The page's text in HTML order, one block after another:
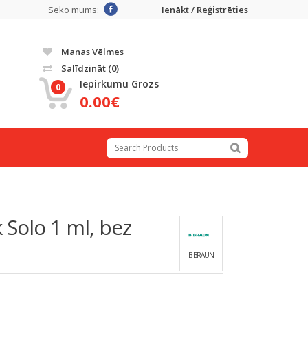
Ienākt / Reģistrēties
Seko mums:
Manas Vēlmes
Salīdzināt (0)
0 Iepirkumu Grozs
0.00€
1 ml, bez
B BRAUN